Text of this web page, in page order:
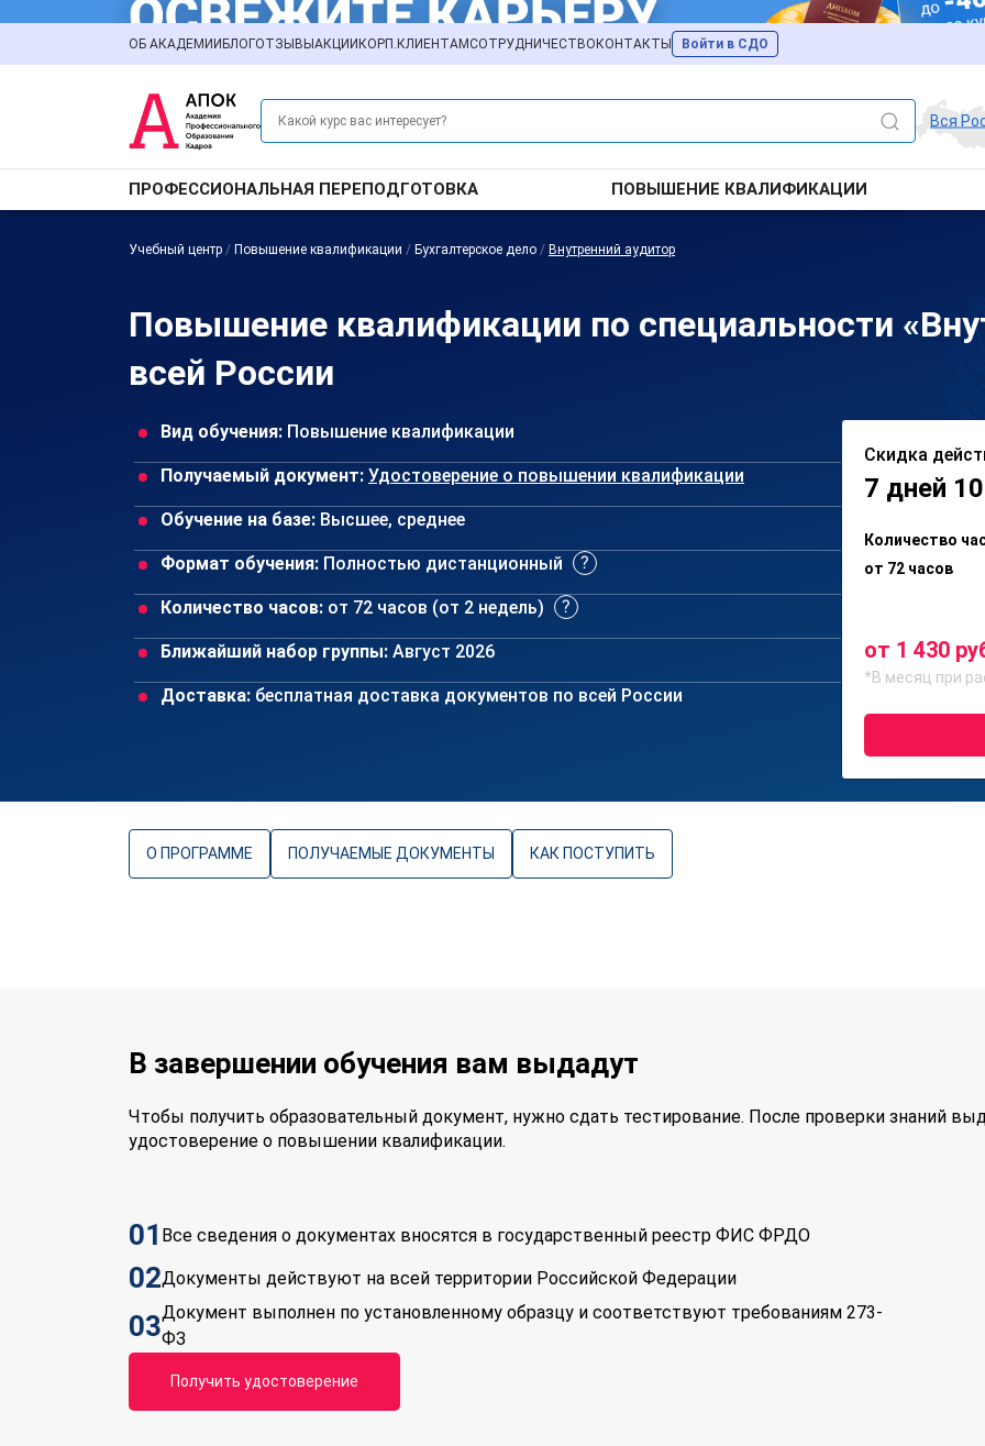
ОБ АКАДЕМИИ БЛОГОТЗЫВЫ АКЦИИ КОРП.КЛИЕНТАМСОТРУДНИЧЕСТВО КОНТАКТЫ Войти в СДО
Вся
ПРОФЕССИОНАЛЬНАЯ ПЕРЕПОДГОТОВКА ПОВЫШЕНИЕ КВАЛИФИКАЦИИ
Учебный центр / Повышение квалификации / Бухгалтерское дело / Внутренний аудитор
Повышение квалификации по специальности
всей России
Вид обучения: Повышение квалификации
Получаемый документ: Удостоверение о повышении квалификации
Обучение на базе: Высшее, среднее
Формат обучения: Полностью дистанционный
Количество часов: от 72 часов (от 2 недель)
Ближайший набор группы: Август 2026
Доставка: бесплатная доставка документов по всей России
Скидка
7 дней
Количество
от 72 часов
от 1 430
*В месяц при
О ПРОГРАММЕ ПОЛУЧАЕМЫЕ ДОКУМЕНТЫ КАК ПОСТУПИТЬ
В завершении обучения вам выдадут
Чтобы получить образовательный документ, нужно сдать тестирование. После проверки знаний
удостоверение о повышении квалификации.
01 Все сведения о документах вносятся в государственный реестр ФИС ФРДО
02Документы действуют на всей территории Российской Федерации
03Документ выполнен по установленному образцу и соответствуют требованиям 273-
ФЗ
Получить удостоверение